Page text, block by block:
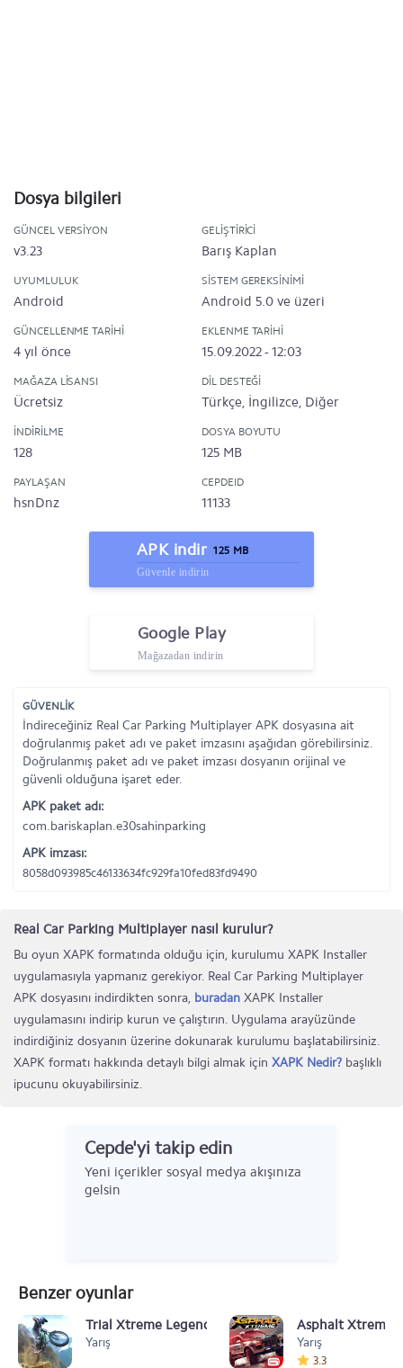
Dosya bilgileri
GÜNCEL VERSIYON
v3.23
GELIŞTIRICI
Barış Kaplan
UYUMLULUK
Android
SISTEM GEREKSINIMI
Android 5.0 ve üzeri
GÜNCELLENME TARIHI
4 yıl önce
EKLENME TARIHI
15.09.2022 - 12:03
MAĞAZA LISANSI
Ücretsiz
DIL DESTEĞI
Türkçe, İngilizce, Diğer
İNDIRILME
128
DOSYA BOYUTU
125 MB
PAYLAŞAN
hsnDnz
CEPDEID
11133
APK indir 125 MB
Güvenle indirin
Google Play
Mağazadan indirin
GÜVENLİK
İndireceğiniz Real Car Parking Multiplayer APK dosyasına ait
doğrulanmış paket adı ve paket imzasını aşağıdan görebilirsiniz.
Doğrulanmış paket adı ve paket imzası dosyanın orijinal ve
güvenli olduğuna işaret eder.
APK paket adı:
com.bariskaplan.e30sahinparking
APK imzası:
8058d093985c46133634fc929fa10fed83fd9490
Real Car Parking Multiplayer nasıl kurulur?
Bu oyun XAPK formatında olduğu için, kurulumu XAPK Installer
uygulamasıyla yapmanız gerekiyor. Real Car Parking Multiplayer
APK dosyasını indirdikten sonra, buradan XAPK Installer
uygulamasını indirip kurun ve çalıştırın. Uygulama arayüzünde
indirdiğiniz dosyanın üzerine dokunarak kurulumu başlatabilirsiniz.
XAPK formatı hakkında detaylı bilgi almak için XAPK Nedir? başlıklı
ipucunu okuyabilirsiniz.
Cepde'yi takip edin
Yeni içerikler sosyal medya akışınıza
gelsin
Benzer oyunlar
Trial Xtreme Legends
Yarış
Asphalt Xtreme:
Yarış
3.3